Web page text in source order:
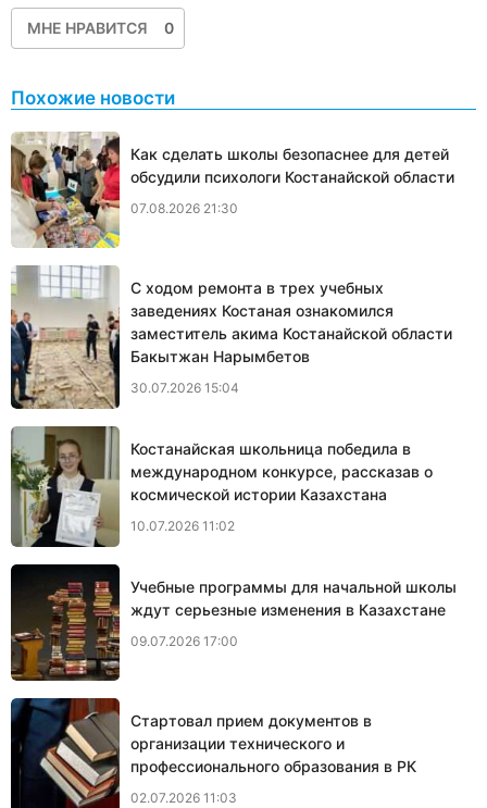
МНЕ НРАВИТСЯ 0
Похожие новости
Как сделать школы безопаснее для детей
обсудили психологи Костанайской области
07.08.2026 21:30
С ходом ремонта в трех учебных
заведениях Костаная ознакомился
заместитель акима Костанайской области
Бакытжан Нарымбетов
30.07.2026 15:04
Костанайская школьница победила в
международном конкурсе, рассказав о
космической истории Казахстана
10.07.2026 11:02
Учебные программы для начальной школы
ждут серьезные изменения в Казахстане
09.07.2026 17:00
Cтартовал прием документов в
организации технического и
профессионального образования в РК
02.07.2026 11:03